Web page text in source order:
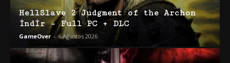
HellSlave 2 Judgment of the Archon
İndir – Full PC + DLC
GameOver - 6 Ağustos 2026